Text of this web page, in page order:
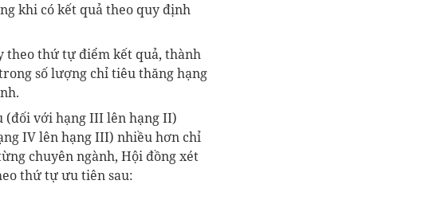
khi có kết quả theo quy định
theo thứ tự điểm kết quả, thành
số lượng chỉ tiêu thăng hạng
(đối với hạng III lên hạng II)
IV lên hạng III) nhiều hơn chỉ
chuyên ngành, Hội đồng xét
thứ tự ưu tiên sau: